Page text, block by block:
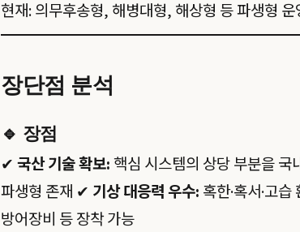
현재: 의무후송형, 해병대형, 해상형 등 파생형 운
장단점 분석
🔹 장점
✔ 국산 기술 확보:핵심 시스템의 상당 부분을 국
파생형 존재 ✔ 기상 대응력 우수: 혹한·혹서·고
방어장비 등 장착 가능